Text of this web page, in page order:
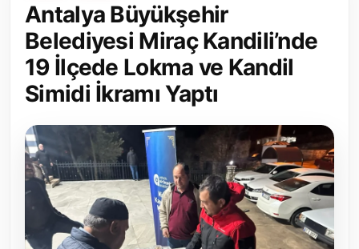
Yerel Yönetimler
Mülki İdare
Toplum ve Yaşam
Sivil Toplum Kuruluşları
Kamu Kurumları ve Üst Kurullar
Resmi Reklamlar
Antalya Büyükşehir
Belediyesi Miraç Kandili’nde
19 İlçede Lokma ve Kandil
Simidi İkramı Yaptı